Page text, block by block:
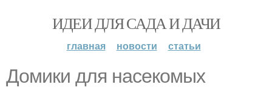
ИДЕИ ДЛЯ САДА И ДАЧИ
главная новости статьи
Домики для насекомых